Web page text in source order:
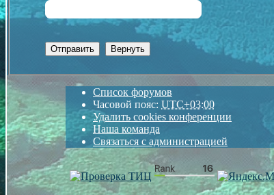
Список форумов
Часовой пояс: UTC+03:00
Удалить cookies конференции
Наша команда
Связаться с администрацией